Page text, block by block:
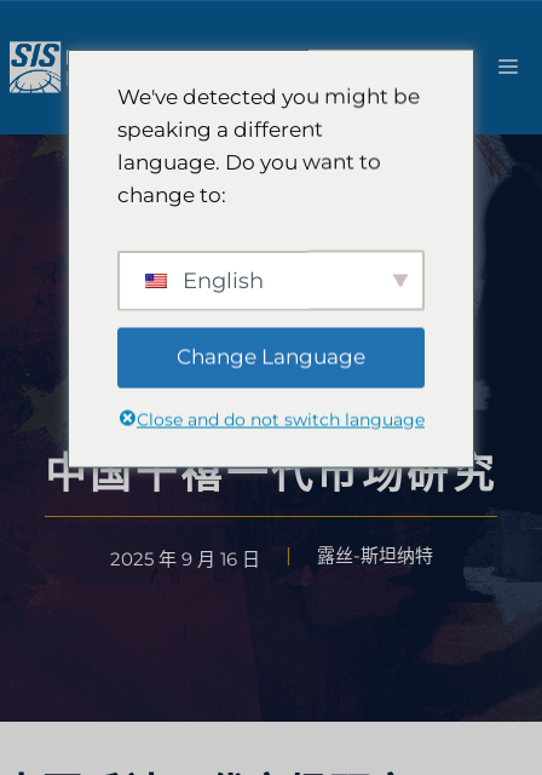
至
内
菜
中国千禧一代市场研究
2025 年 9 月 16 日 露丝-斯坦纳特
We've detected you might be
speaking a different
language. Do you want to
change to:
English
Change Language
Close and do not switch language